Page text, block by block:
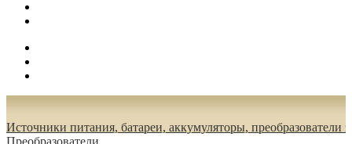
Источники питания, батареи, аккумуляторы, преобразователи
Преобразователи